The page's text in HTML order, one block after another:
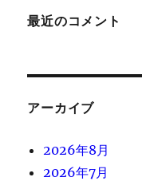
最近のコメント
アーカイブ
2026年8月
2026年7月